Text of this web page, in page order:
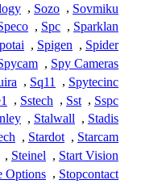
Sovmiku
,
Sozo
,
Sparklan
,
Spc
,
Spider
,
Spigen
,
Spy Cameras
,
Spytecinc
,
Sq11
,
Sspc
,
Sst
,
Sstech
,
Stadis
,
Stalwall
,
Starcam
,
Stardot
,
Start Vision
,
Steinel
,
Stopcontact
,
Options